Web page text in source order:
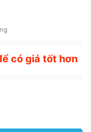
có giá tốt hơn